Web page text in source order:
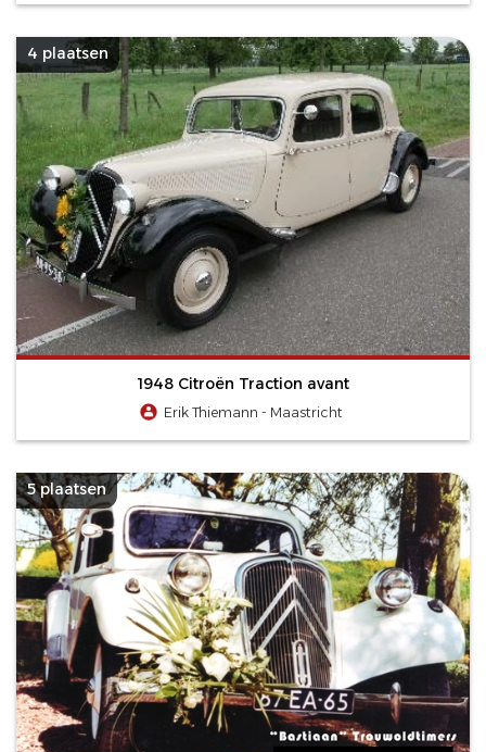
4 plaatsen
1948 Citroën Traction avant
Erik Thiemann - Maastricht
5 plaatsen